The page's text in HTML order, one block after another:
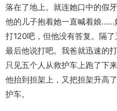
落在了地上。就连她口中的假
他的儿子抱着她一直喊着娘
打120吧，但他没有答复。隔了
最后他说打吧。我爸就迅速的
只见五个人从救护车上跑了下
他抬到担架上，又把担架升高
护车。